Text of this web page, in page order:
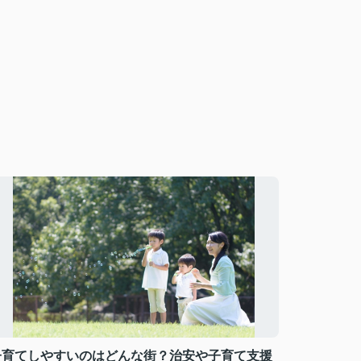
てしやすいのはどんな街？治安や子育て支援